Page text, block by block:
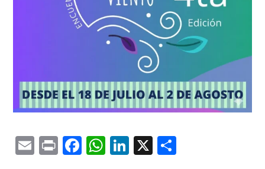
EmailPrintFacebook
WhatsApp
LinkedIn
X